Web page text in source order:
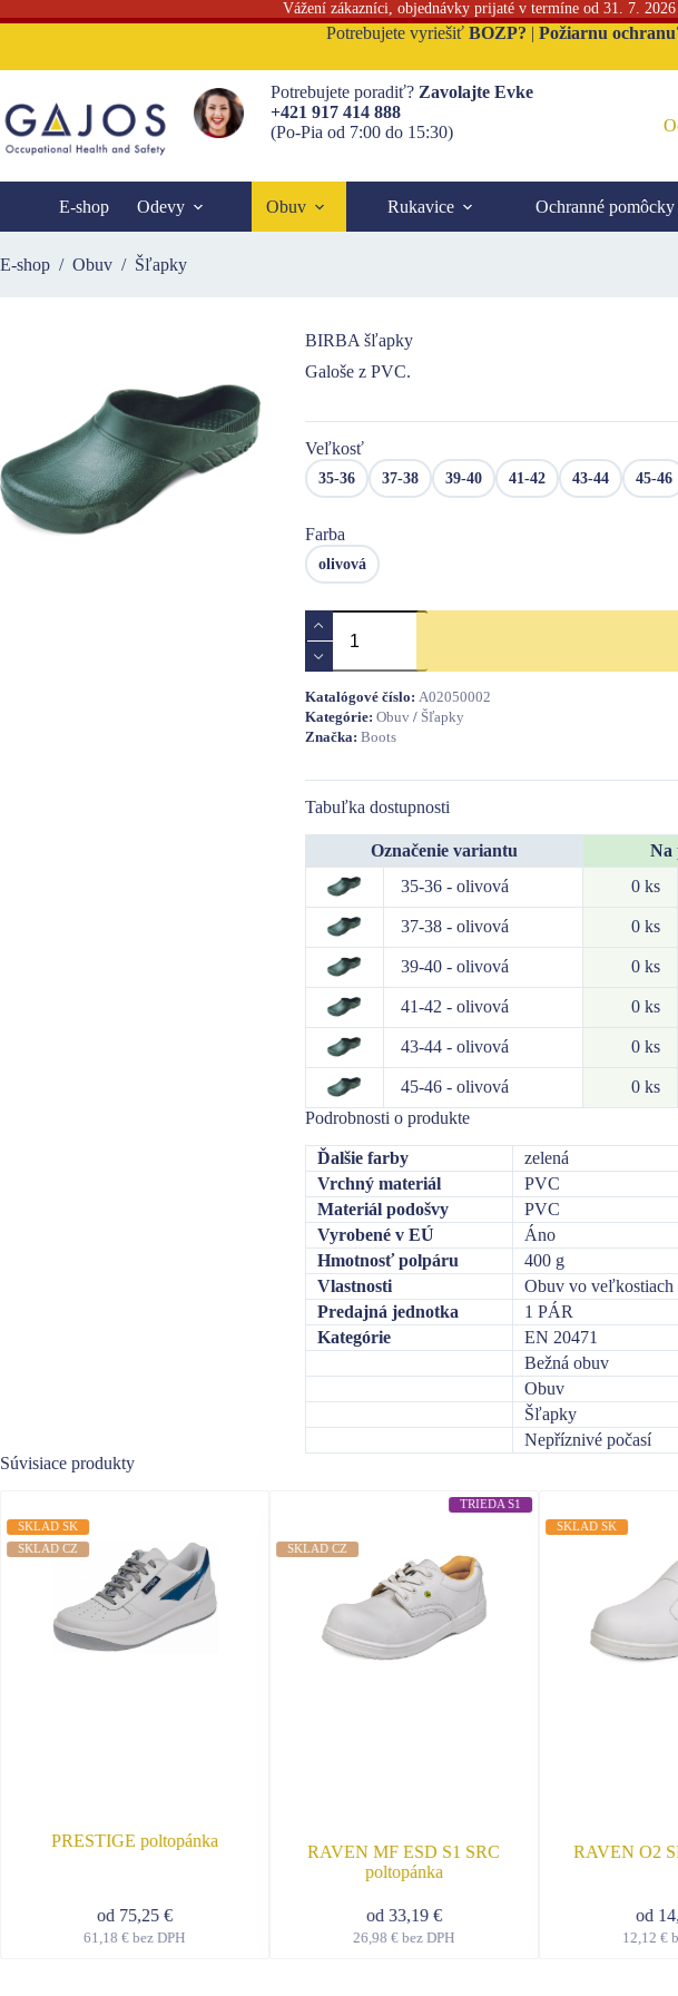
Vážení zákazníci, objednávky prijaté v termíne od 31. 7.
content
Potrebujete vyriešiť BOZP? | Požiarnu
Potrebujete poradiť? Zavolajte Evke
+421 917 414 888
(Po-Pia od 7:00 do 15:30)
E-shop Odevy Obuv Rukavice Ochranné pomôcky
E-shop / Obuv / Šľapky
BIRBA šľapky
Galoše z PVC.
Veľkosť
35-36 37-38 39-40 41-42 43-44 45-46
Farba
olivová
množstvo
BIRBA
šľapky
Katalógové číslo: A02050002
Kategórie: Obuv/ Šľapky
Značka: Boots
Tabuľka dostupnosti
Označenie variantu Na
35-36 - olivová
0 ks
37-38 - olivová 0 ks
39-40 - olivová 0 ks
41-42 - olivová 0 ks
43-44 - olivová 0 ks
45-46 - olivová 0 ks
Podrobnosti o produkte
Ďalšie farby
zelená
Vrchný materiál
PVC
Materiál podošvy
PVC
Vyrobené v EÚ
Áno
Hmotnosť polpáru
400 g
Vlastnosti
Obuv vo veľkostiach
Predajná jednotka
1 PÁR
Kategórie
EN 20471
Bežná obuv
Obuv
Šľapky
Nepříznivé počasí
Súvisiace produkty
SKLAD SK
SKLAD CZ
PRESTIGE poltopánka
od 75,25 €
61,18€ bez DPH
SKLAD CZ
TRIEDA S1
RAVEN MF ESD S1 SRC
poltopánka
od 33,19 €
26,98€ bez DPH
SKLAD SK
RAVEN O2
od
12,12€